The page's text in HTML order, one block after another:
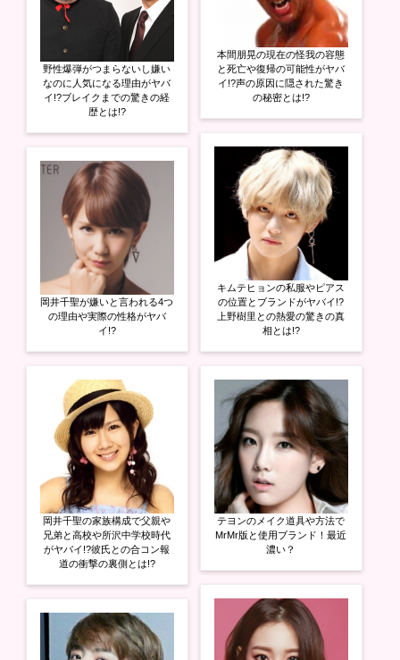
野性爆弾がつまらないし嫌い
なのに人気になる理由がヤバ
イ!?ブレイクまでの驚きの経
歴とは!?
岡井千聖が嫌いと言われる4つ
の理由や実際の性格がヤバ
イ!?
岡井千聖の家族構成で父親や
兄弟と高校や所沢中学校時代
がヤバイ!?彼氏との合コン報
道の衝撃の裏側とは!?
本間朋晃の現在の怪我の容態
と死亡や復帰の可能性がヤバ
イ!?声の原因に隠された驚き
の秘密とは!?
キムテヒョンの私服やピアス
の位置とブランドがヤバイ!?
上野樹里との熱愛の驚きの真
相とは!?
テヨンのメイク道具や方法で
MrMr版と使用ブランド！最近
濃い？